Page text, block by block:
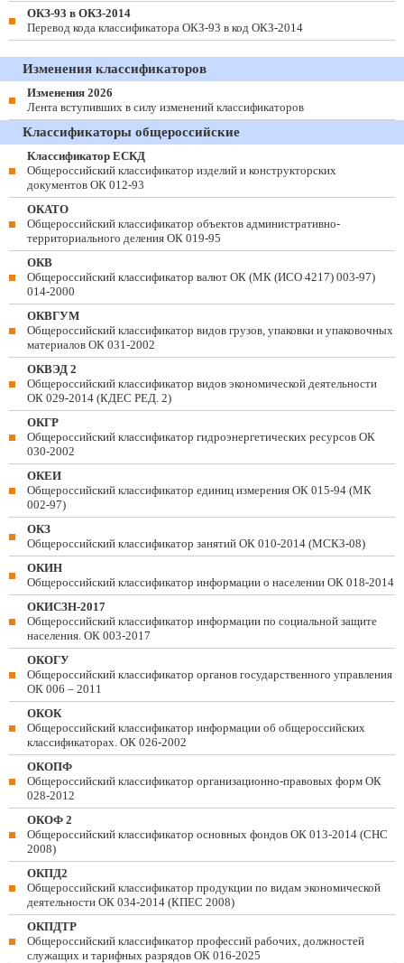
ОКЗ-93 в ОКЗ-2014
Перевод кода классификатора ОКЗ-93 в код ОКЗ-2014
Изменения классификаторов
Изменения 2026
Лента вступивших в силу изменений классификаторов
Классификаторы общероссийские
Классификатор ЕСКД
Общероссийский классификатор изделий и конструкторских
документов ОК 012-93
ОКАТО
Общероссийский классификатор объектов административно-
территориального деления ОК 019-95
ОКВ
Общероссийский классификатор валют ОК (МК (ИСО 4217) 003-97)
014-2000
ОКВГУМ
Общероссийский классификатор видов грузов, упаковки и упаковочных
материалов ОК 031-2002
ОКВЭД 2
Общероссийский классификатор видов экономической деятельности
ОК 029-2014 (КДЕС РЕД. 2)
ОКГР
Общероссийский классификатор гидроэнергетических ресурсов ОК
030-2002
ОКЕИ
Общероссийский классификатор единиц измерения ОК 015-94 (МК
002-97)
ОКЗ
Общероссийский классификатор занятий ОК 010-2014 (МСКЗ-08)
ОКИН
Общероссийский классификатор информации о населении ОК 018-2014
ОКИСЗН-2017
Общероссийский классификатор информации по социальной защите
населения. ОК 003-2017
ОКОГУ
Общероссийский классификатор органов государственного управления
ОК 006 – 2011
ОКОК
Общероссийский классификатор информации об общероссийских
классификаторах. ОК 026-2002
ОКОПФ
Общероссийский классификатор организационно-правовых форм ОК
028-2012
ОКОФ 2
Общероссийский классификатор основных фондов ОК 013-2014 (СНС
2008)
ОКПД2
Общероссийский классификатор продукции по видам экономической
деятельности ОК 034-2014 (КПЕС 2008)
ОКПДТР
Общероссийский классификатор профессий рабочих, должностей
служащих и тарифных разрядов ОК 016-2025